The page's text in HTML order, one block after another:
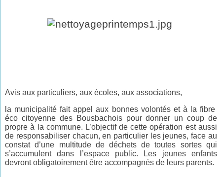
Avis aux particuliers, aux écoles, aux associations,
la municipalité fait appel aux bonnes volontés et à la fibre
éco citoyenne des Bousbachois pour donner un coup de
propre à la commune. L’objectif de cette opération est aussi
de responsabiliser chacun, en particulier les jeunes, face au
constat d’une multitude de déchets de toutes sortes qui
s’accumulent dans l’espace public. Les jeunes enfants
devront obligatoirement être accompagnés de leurs parents.